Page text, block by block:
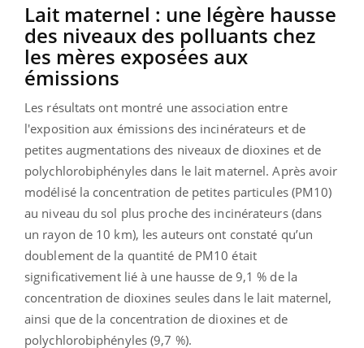
Lait maternel : une légère hausse
des niveaux des polluants chez
les mères exposées aux
émissions
Les résultats ont montré une association entre
l'exposition aux émissions des incinérateurs et de
petites augmentations des niveaux de dioxines et de
polychlorobiphényles dans le lait maternel. Après avoir
modélisé la concentration de petites particules (PM10)
au niveau du sol plus proche des incinérateurs (dans
un rayon de 10 km), les auteurs ont constaté qu’un
doublement de la quantité de PM10 était
significativement lié à une hausse de 9,1 % de la
concentration de dioxines seules dans le lait maternel,
ainsi que de la concentration de dioxines et de
polychlorobiphényles (9,7 %).